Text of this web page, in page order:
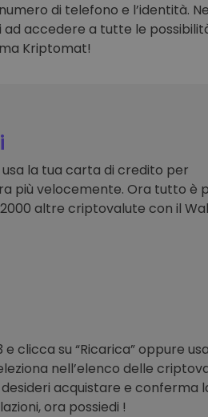
investimenti
tua strategia crypto
di telefono e l’identità.
ad accedere a tutte le
Kriptomat!
la tua carta di credito per
più velocemente. Ora tutto è
altre criptovalute con il
clicca su “Ricarica” oppure usa
nell’elenco delle
acquistare e conferma
ora possiedi !